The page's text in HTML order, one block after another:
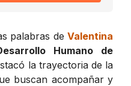
palabras de Valentina
Humano de
la trayectoria de la
buscan acompañar y